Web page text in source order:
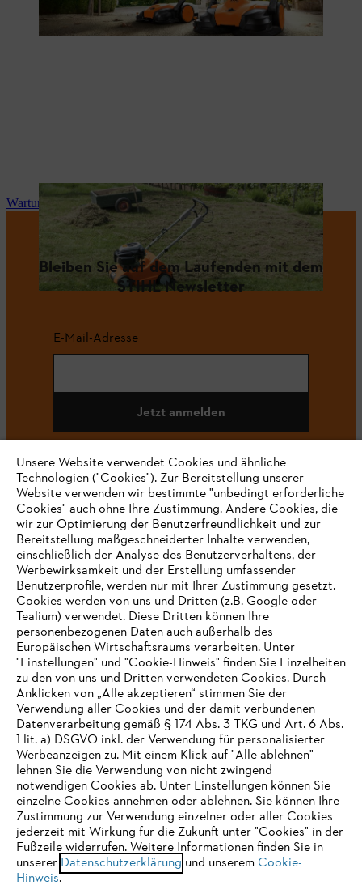
Wartung und Reparatur
Bleiben Sie auf dem Laufenden mit dem
STIHL Newsletter
E-Mail-Adresse
Jetzt anmelden
#STIHL
Unternehmen
Häufig gestellte Fragen
Service
Datenschutzrichtlinien Impressum Cookies
IHR BROWSER WIRD NICHT
UNTERSTÜTZT
Sie nutzen einen Browser, den wir noch nicht unterstützen. Für
eine optimale Nutzung unserer Seite empfehlen wir Ihnen, zu
einem der folgenden Browser zu wechseln:
Unsere Website verwendet Cookies und ähnliche
Technologien ("Cookies"). Zur Bereitstellung unserer
Website verwenden wir bestimmte "unbedingt erforderliche
Cookies" auch ohne Ihre Zustimmung. Andere Cookies, die
wir zur Optimierung der Benutzerfreundlichkeit und zur
Bereitstellung maßgeschneiderter Inhalte verwenden,
einschließlich der Analyse des Benutzerverhaltens, der
Werbewirksamkeit und der Erstellung umfassender
Benutzerprofile, werden nur mit Ihrer Zustimmung gesetzt.
Cookies werden von uns und Dritten (z.B. Google oder
Tealium) verwendet. Diese Dritten können Ihre
personenbezogenen Daten auch außerhalb des
Europäischen Wirtschaftsraums verarbeiten. Unter
"Einstellungen" und "Cookie-Hinweis" finden Sie Einzelheiten
zu den von uns und Dritten verwendeten Cookies. Durch
Anklicken von „Alle akzeptieren“ stimmen Sie der
Verwendung aller Cookies und der damit verbundenen
Datenverarbeitung gemäß § 174 Abs. 3 TKG und Art. 6 Abs.
1 lit. a) DSGVO inkl. der Verwendung für personalisierter
Werbeanzeigen zu. Mit einem Klick auf "Alle ablehnen"
lehnen Sie die Verwendung von nicht zwingend
notwendigen Cookies ab. Unter Einstellungen können Sie
einzelne Cookies annehmen oder ablehnen. Sie können Ihre
Zustimmung zur Verwendung einzelner oder aller Cookies
jederzeit mit Wirkung für die Zukunft unter "Cookies" in der
Fußzeile widerrufen. Weitere Informationen finden Sie in
unserer Datenschutzerklärung und unserem Cookie-
Hinweis.